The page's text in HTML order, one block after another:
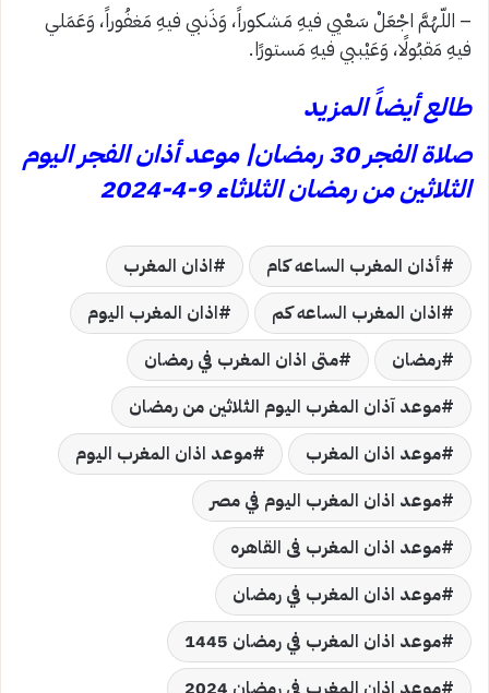
– اللّهُمَّ اجْعَلْ سَعْيي فيهِ مَشكوراً، وَذَنبي فيهِ مَغفُوراً، وَعَمَلي
فيهِ مَقبُولًا، وَعَيْببي فيهِ مَستورًا.
طالع أيضاً المزيد
صلاة الفجر 30 رمضان| موعد أذان الفجر اليوم
الثلاثين من رمضان الثلاثاء 9-4-2024
أذان المغرب الساعه كام
اذان المغرب
اذان المغرب الساعه كم
اذان المغرب اليوم
رمضان
متى اذان المغرب في رمضان
موعد آذان المغرب اليوم الثلاثين من رمضان
موعد اذان المغرب
موعد اذان المغرب اليوم
موعد اذان المغرب اليوم في مصر
موعد اذان المغرب فى القاهره
موعد اذان المغرب في رمضان
موعد اذان المغرب في رمضان 1445